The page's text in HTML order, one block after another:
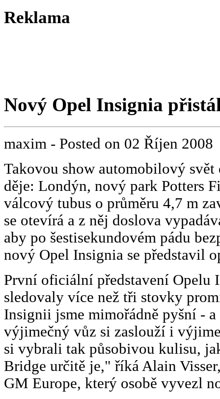
Reklama
Nový Opel Insignia
maxim - Posted on 02 Říjen 2008
Takovou show automobilový
děje: Londýn, nový park Potters
válcový tubus o průměru 4,7 m
se otevírá a z něj doslova
aby po šestisekundovém pádu
nový Opel Insignia se představil
První oficiální představení Opelu
sledovaly více než tři stovky
Insignii jsme mimořádně pyšní -
výjimečný vůz si zaslouží i
si vybrali tak působivou kulisu,
Bridge určitě je," říká Alain
GM Europe, který osobě vyvezl